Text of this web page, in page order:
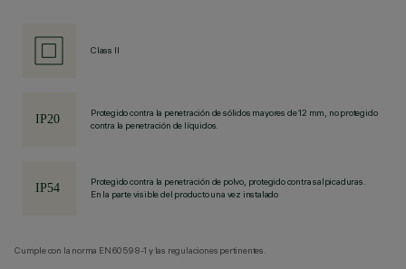
Class II
Protegido contra la penetración de sólidos mayores de 12 mm, no protegido
contra la penetración de líquidos.
Protegido contra la penetración de polvo, protegido contra salpicaduras.
En la parte visible del producto una vez instalado
Cumple con la norma EN60598-1 y las regulaciones pertinentes.